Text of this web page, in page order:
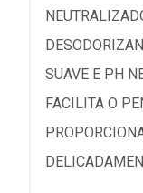
SUAVE E PH
FACILITA O